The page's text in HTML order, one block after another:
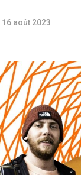
16 août 2023